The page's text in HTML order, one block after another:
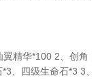
精华*100 2、创角
、四级生命石*3 3、